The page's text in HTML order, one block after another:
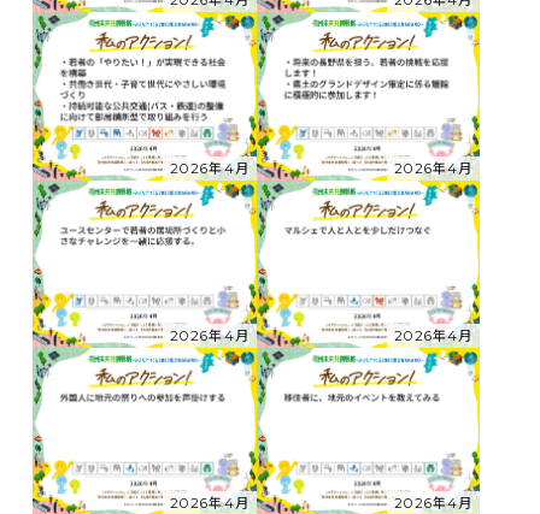
2026年4月 2026年4月
2026年4月 2026年4月
2026年4月 2026年4月